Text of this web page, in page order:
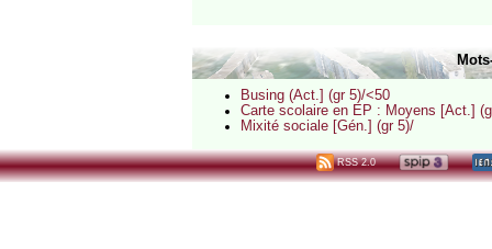
Busing (Act.] (gr 5)/<50
Carte scolaire en EP : Moyens [Act.]
Mixité sociale [Gén.] (gr 5)/
RSS 2.0